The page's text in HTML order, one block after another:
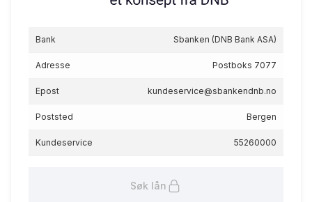
Bank Sbanken (DNB Bank ASA)
Adresse Postboks 7077
Epost kundeservice@sbankendnb.no
Poststed Bergen
Kundeservice 55260000
Søk lån